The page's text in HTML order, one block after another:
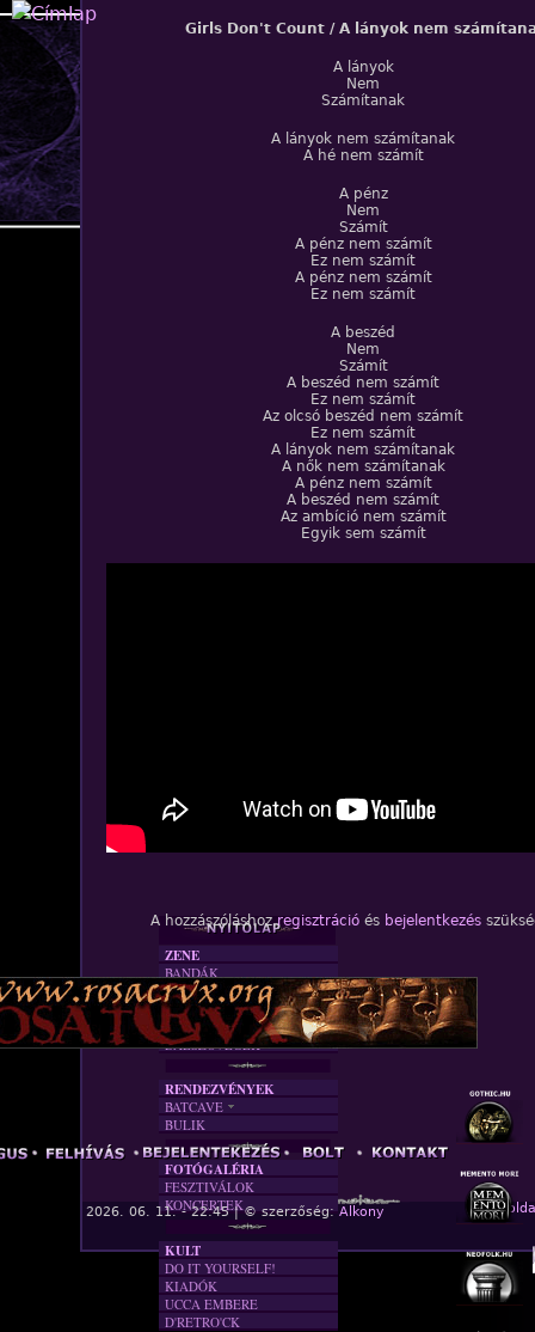
Jump to navigation
Girls Don't Count / A lányok nem
A lányok
Nem
Számítanak
A lányok nem számítanak
A hé nem számít
A pénz
Nem
Számít
A pénz nem számít
Ez nem számít
A pénz nem számít
Ez nem számít
A beszéd
Nem
Számít
A beszéd nem számít
Ez nem számít
Az olcsó beszéd nem számít
Ez nem számít
A lányok nem számítanak
A nők nem számítanak
A pénz nem számít
A beszéd nem számít
Az ambíció nem számít
Egyik sem számít
A hozzászóláshozregisztrációés bejelentkezés
2026. 06. 11. - 22:45 | © szerzőség:Alkony «
ZENE
BANDÁK
DVD
INTERJÚK
FORDÍTÁSOK
DALSZÖVEGEK
RENDEZVÉNYEK
BATCAVE
AKTUÁLIS
A MÚLT
BULIK
FOTÓGALÉRIA
FESZTIVÁLOK
KONCERTEK
KULT
DO IT YOURSELF!
KIADÓK
UCCA EMBERE
D'RETRO'CK